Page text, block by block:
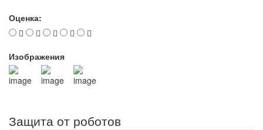
Оценка:
Изображения
Защита от роботов